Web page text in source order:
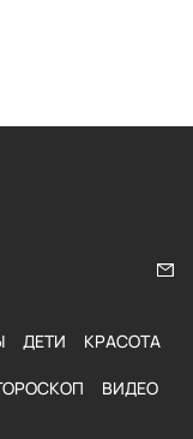
ДЕТИ КРАСОТА
ВИДЕО